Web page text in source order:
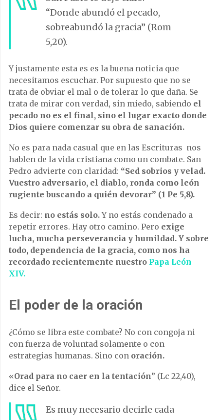
“Donde abundó el pecado,
sobreabundó la gracia” (Rom
5,20).
Y justamente esta es es la buena noticia que
necesitamos escuchar. Por supuesto que no se
trata de obviar el mal o de tolerar lo que daña. Se
trata de mirar con verdad, sin miedo, sabiendo el
pecado no es el final, sino el lugar exacto donde
Dios quiere comenzar su obra de sanación.
No es para nada casual que en las Escrituras nos
hablen de la vida cristiana como un combate. San
Pedro advierte con claridad: “Sed sobrios y velad.
Vuestro adversario, el diablo, ronda como león
rugiente buscando a quién devorar” (1 Pe 5,8).
Es decir: no estás solo.Y no estás condenado a
repetir errores. Hay otro camino. Pero exige
lucha, mucha perseverancia y humildad. Y sobre
todo, dependencia de la gracia, como nos ha
recordado recientemente nuestro Papa León
XIV.
El poder de la oración
¿Cómo se libra este combate? No con congoja ni
con fuerza de voluntad solamente o con
estrategias humanas. Sino con oración.
«Orad para no caer en la tentación” (Lc 22,40),
dice el Señor.
Es muy necesario decirle cada